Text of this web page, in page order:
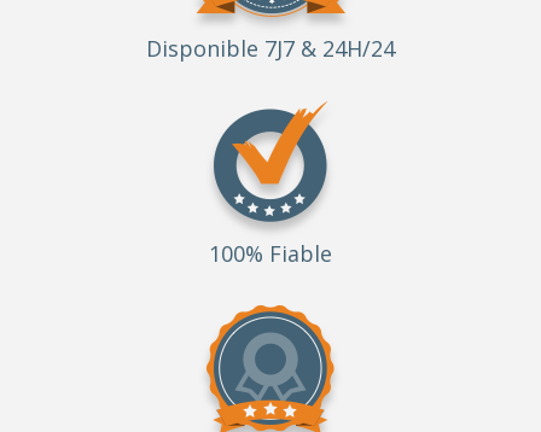
Disponible 7J7 & 24H/24
100% Fiable